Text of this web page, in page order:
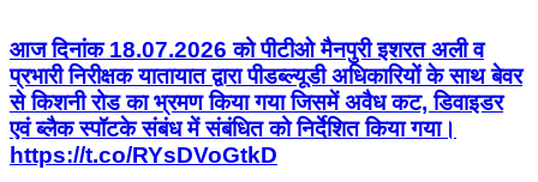
आज दिनांक 18.07.2026 को पीटीओ मैनपुरी इशरत अली व
प्रभारी निरीक्षक यातायात द्वारा पीडब्ल्यूडी अधिकारियों के साथ बेवर
से किशनी रोड का भ्रमण किया गया जिसमें अवैध कट, डिवाइडर
एवं ब्लैक स्पॉटके संबंध में संबंधित को निर्देशित किया गया।
https://t.co/RYsDVoGtkD